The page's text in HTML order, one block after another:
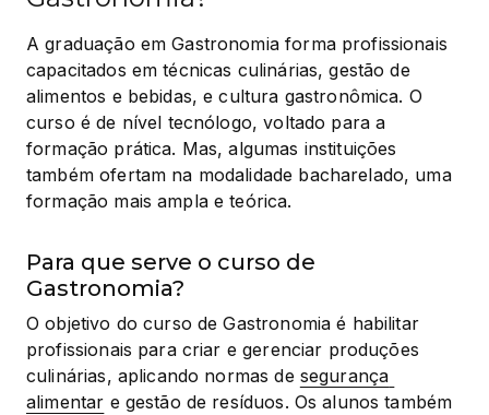
A graduação em Gastronomia forma profissionais
capacitados em técnicas culinárias, gestão de
alimentos e bebidas, e cultura gastronômica. O
curso é de nível tecnólogo, voltado para a
formação prática. Mas, algumas instituições
também ofertam na modalidade bacharelado, uma
formação mais ampla e teórica.
Para que serve o curso de
Gastronomia?
O objetivo do curso de Gastronomia é habilitar
profissionais para criar e gerenciar produções
culinárias, aplicando normas de segurança
alimentar e gestão de resíduos. Os alunos também